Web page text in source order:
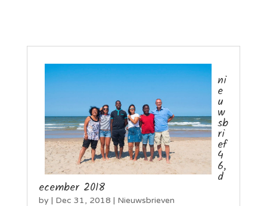
ni
e
u
w
sb
ri
ef
4
6,
d
ecember 2018
by | Dec 31, 2018 | Nieuwsbrieven